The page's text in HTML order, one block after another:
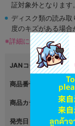
証対象外となります。
ディスク類の読み
度のキズがある場合
※詳細につきましては
JANコード
商品番号
商品カテゴリ
発売日